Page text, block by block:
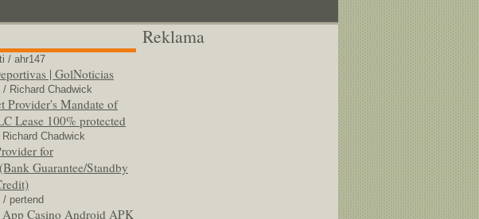
/ ahr147
| GolNoticias
/ Richard Chadwick
Provider's Mandate of
Lease 100% protected
Chadwick
for
Guarantee/Standby
/ pertend
App Casino Android APK
Reklama